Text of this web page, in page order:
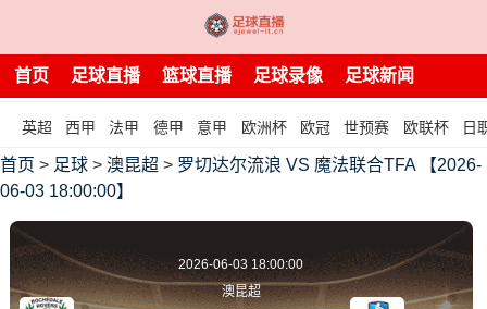
首页 足球直播 篮球直播 足球录像 足球新闻
英超 西甲 法甲 德甲 意甲 欧洲杯 欧冠 世预赛 欧联杯 日
首页 > 足球 > 澳昆超 > 罗切达尔流浪 VS 魔法联合TFA 【2026-
06-03 18:00:00】
2026-06-03 18:00:00
澳昆超